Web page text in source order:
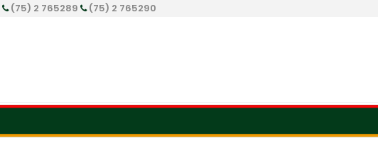
(75) 2 765289 (75) 2 765290